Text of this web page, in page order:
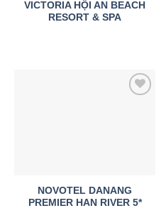
VICTORIA HỘI AN BEACH
RESORT & SPA
NOVOTEL DANANG
PREMIER HAN RIVER 5*